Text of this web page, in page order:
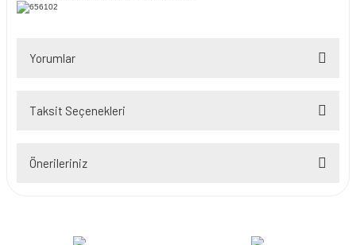
Yorumlar
Taksit Seçenekleri
Önerileriniz
iletebilirsiniz.